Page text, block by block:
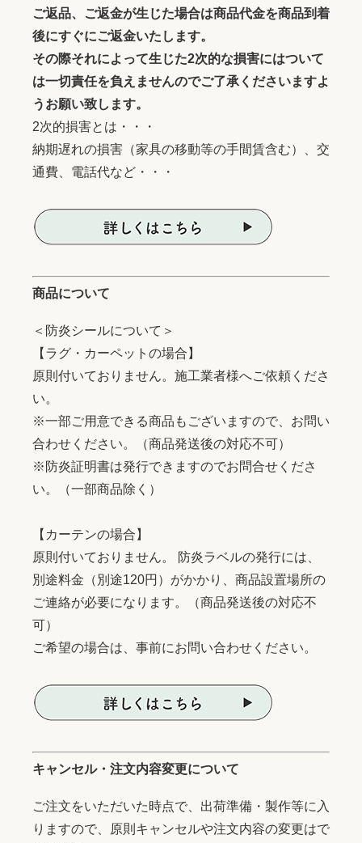
ご返品、ご返金が生じた場合は商品代金を商品到着
後にすぐにご返金いたします。
その際それによって生じた2次的な損害にはついて
は一切責任を負えませんのでご了承くださいますよ
うお願い致します。
2次的損害とは・・・
納期遅れの損害（家具の移動等の手間賃含む）、交
通費、電話代など・・・
商品について
＜防炎シールについて＞
【ラグ・カーペットの場合】
原則付いておりません。施工業者様へご依頼くださ
い。
※一部ご用意できる商品もございますので、お問い
合わせください。（商品発送後の対応不可）
※防炎証明書は発行できますのでお問合せくださ
い。（一部商品除く）
【カーテンの場合】
原則付いておりません。 防炎ラベルの発行には、
別途料金（別途120円）がかかり、商品設置場所の
ご連絡が必要になります。（商品発送後の対応不
可）
ご希望の場合は、事前にお問い合わせください。
キャンセル・注文内容変更について
ご注文をいただいた時点で、出荷準備・製作等に入
りますので、原則キャンセルや注文内容の変更はで